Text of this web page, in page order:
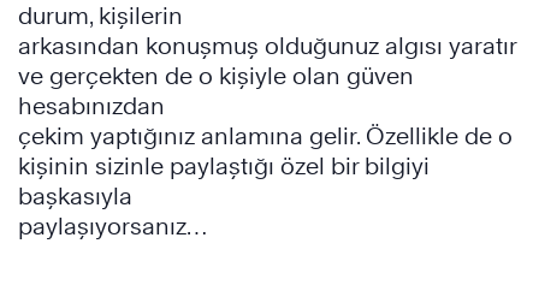
durum, kişilerin
arkasından konuşmuş olduğunuz algısı yaratır
ve gerçekten de o kişiyle olan güven
hesabınızdan
çekim yaptığınız anlamına gelir. Özellikle de o
kişinin sizinle paylaştığı özel bir bilgiyi
başkasıyla
paylaşıyorsanız…